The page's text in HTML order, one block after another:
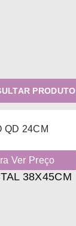
PRODUTO
QD 24CM
Ver Preço